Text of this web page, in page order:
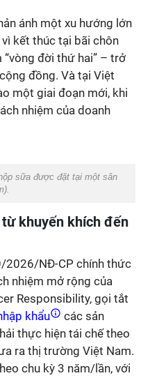
ánh một xu hướng lớn
kết thúc tại bãi chôn
“vòng đời thứ hai” – trở
đồng. Và tại Việt
một giai đoạn mới, khi
nhiệm của doanh
sữa được đặt tại một sân
khuyến khích đến
2026/NĐ-CP chính thức
nhiệm mở rộng của
Responsibility, gọi tắt
khẩu
các sản
thực hiện tái chế theo
ra thị trường Việt Nam.
chu kỳ 3 năm/lần, với